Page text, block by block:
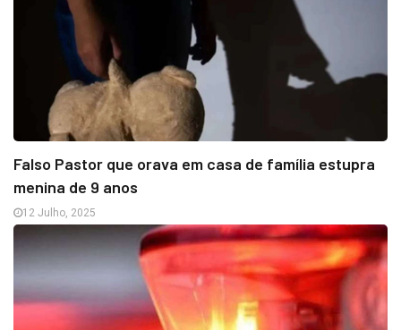
Falso Pastor que orava em casa de família estupra
menina de 9 anos
12 Julho, 2025